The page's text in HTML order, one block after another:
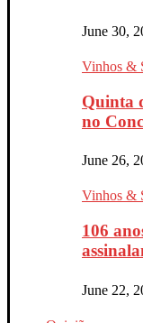
June 30,
Vinhos &
Quinta
no
June 26,
Vinhos &
106
June 22,